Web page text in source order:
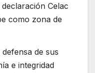
Celac
como zona de
de sus
e integridad